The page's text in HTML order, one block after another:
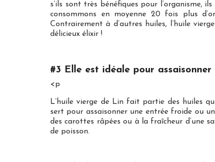
s’ils sont très bénéfiques pour l’organisme,
consommons en moyenne 20 fois plus
Contrairement à d’autres huiles, l’huile
délicieux élixir !
#3 Elle est idéale pour assaisonner
<p
L’huile vierge de Lin fait partie des huiles
sert pour assaisonner une entrée froide ou
des carottes râpées ou à la fraîcheur d’une
de poisson.